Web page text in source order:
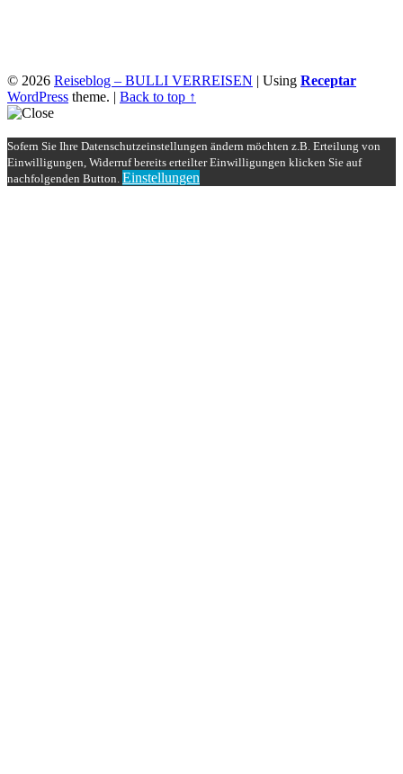
© 2026 Reiseblog – BULLI VERREISEN | Using Receptar
WordPress theme. | Back to top ↑
Sofern Sie Ihre Datenschutzeinstellungen ändern möchten z.B. Erteilung von
Einwilligungen, Widerruf bereits erteilter Einwilligungen klicken Sie auf
nachfolgenden Button. Einstellungen